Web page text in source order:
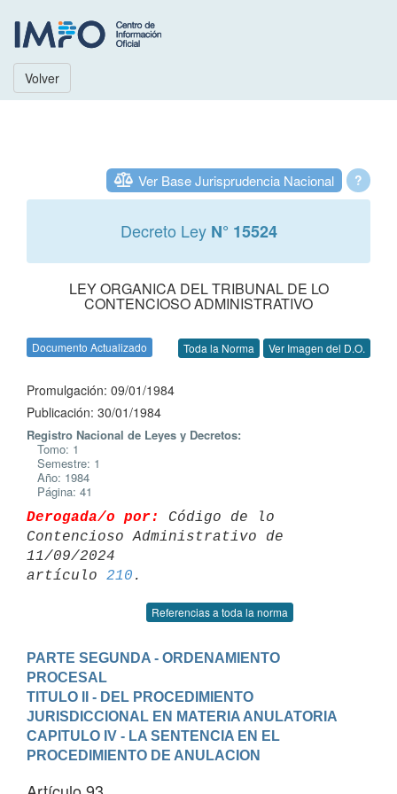
Volver
?
Ver Base Jurisprudencia Nacional
Decreto Ley N° 15524
LEY ORGANICA DEL TRIBUNAL DE LO
CONTENCIOSO ADMINISTRATIVO
Documento Actualizado Toda la Norma Ver Imagen del D.O.
Promulgación: 09/01/1984
Publicación: 30/01/1984
Registro Nacional de Leyes y Decretos:
Tomo: 1
Semestre: 1
Año: 1984
Página: 41
Derogada/o por:
Código de lo
Contencioso Administrativo de
11/09/2024
artículo 210
Referencias a toda la norma
PARTE SEGUNDA - ORDENAMIENTO
PROCESAL
TITULO II - DEL PROCEDIMIENTO
JURISDICCIONAL EN MATERIA ANULATORIA
CAPITULO IV - LA SENTENCIA EN EL
PROCEDIMIENTO DE ANULACION